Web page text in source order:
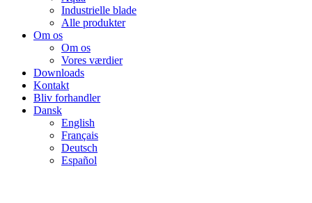
Industrielle blade
Alle produkter
Om os
Om os
Vores værdier
Downloads
Kontakt
Bliv forhandler
Dansk
English
Français
Deutsch
Español